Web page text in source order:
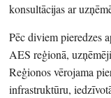
konsultācijas ar
Pēc diviem pieredzes
AES reģionā,
Reģionos vērojama
infrastruktūru,